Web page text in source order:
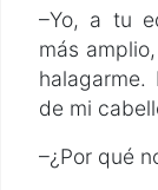
–Yo, a tu
más
de mi
–¿Por qué